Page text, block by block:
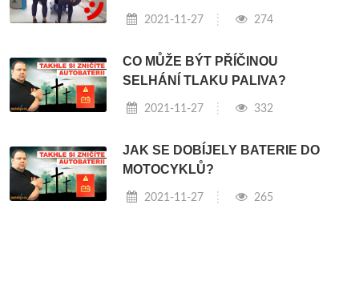
2021-11-27 274
CO MŮŽE BÝT PŘÍČINOU
SELHÁNÍ TLAKU PALIVA?
2021-11-27 332
JAK SE DOBÍJELY BATERIE DO
MOTOCYKLŮ?
2021-11-27 265